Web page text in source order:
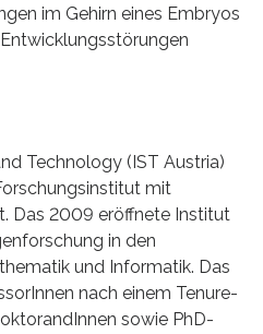
im Gehirn eines Embryos
Technology (IST Austria)
mit
Das 2009 eröffnete Institut
in den
und Informatik. Das
nach einem Tenure-
sowie PhD-